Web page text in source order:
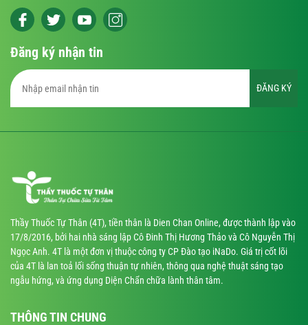
Đăng ký nhận tin
ĐĂNG KÝ
Thầy Thuốc Tự Thân (4T), tiền thân là Dien Chan Online, được thành lập vào
17/8/2016, bởi hai nhà sáng lập Cô Đinh Thị Hương Thảo và Cô Nguyễn Thị
Ngọc Anh. 4T là một đơn vị thuộc công ty CP Đào tạo iNaDo. Giá trị cốt lõi
của 4T là lan toả lối sống thuận tự nhiên, thông qua nghệ thuật sáng tạo
ngẫu hứng, và ứng dụng Diện Chẩn chữa lành thân tâm.
THÔNG TIN CHUNG